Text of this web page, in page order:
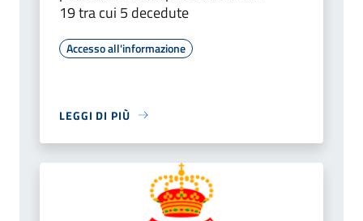
19 tra cui 5 decedute
Accesso all'informazione
LEGGI DI PIÙ